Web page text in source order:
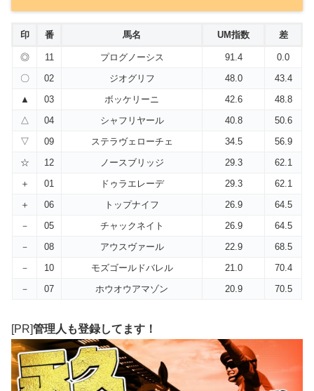
印 番 馬名 UM指数 差
◎ 11 プログノーシス 91.4
0.0
〇
02 ジオグリフ 48.0
43.4
▲
03 ボッケリーニ 42.6
48.8
△
04 シャフリヤール 40.8
50.6
▽
09 ステラヴェローチェ 34.5
56.9
☆
12 ノースブリッジ 29.3
62.1
＋
01 ドゥラエレーデ 29.3
62.1
＋
06 トップナイフ 26.9
64.5
－
05 チャックネイト 26.9
64.5
－
08 アウスヴァール 22.9
68.5
－
10 モズゴールドバレル 21.0
70.4
－
07 ホウオウアマゾン 20.9 70.5
[PR]管理人も登録してます！